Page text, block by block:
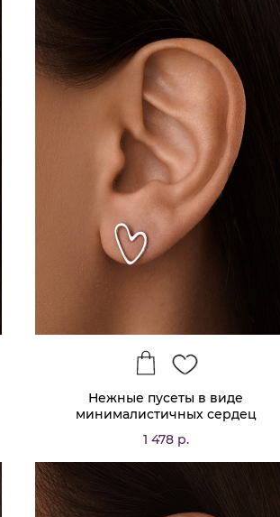
Нежные пусеты в виде
минималистичных сердец
1 478 р.